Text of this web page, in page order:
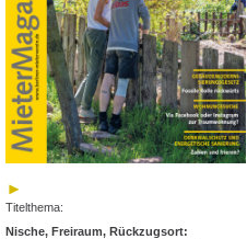
Titelthema:
Nische, Freiraum, Rückzugsort: